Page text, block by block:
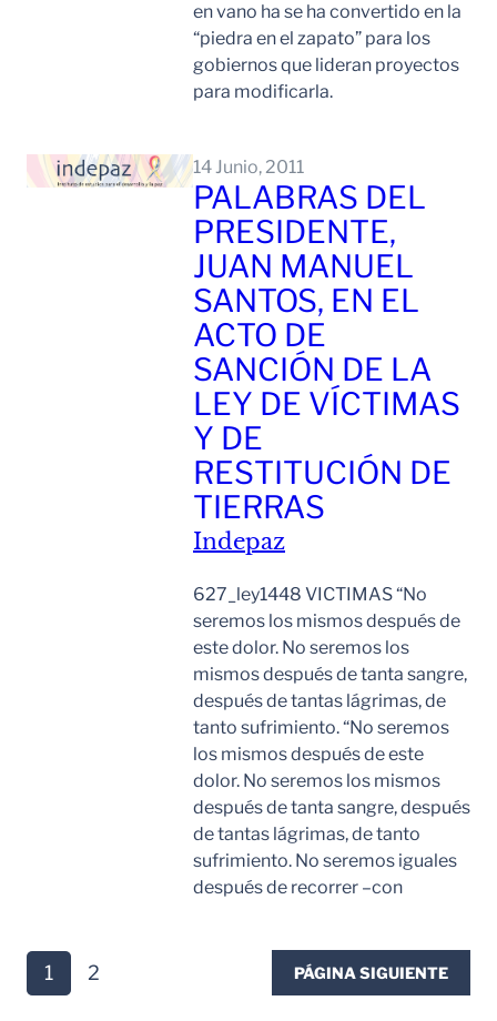
en vano ha se ha convertido en la
“piedra en el zapato” para los
gobiernos que lideran proyectos
para modificarla.
14 Junio, 2011
PALABRAS DEL
PRESIDENTE,
JUAN MANUEL
SANTOS, EN EL
ACTO DE
SANCIÓN DE LA
LEY DE VÍCTIMAS
Y DE
RESTITUCIÓN DE
TIERRAS
Indepaz
627_ley1448 VICTIMAS “No
seremos los mismos después de
este dolor. No seremos los
mismos después de tanta sangre,
después de tantas lágrimas, de
tanto sufrimiento. “No seremos
los mismos después de este
dolor. No seremos los mismos
después de tanta sangre, después
de tantas lágrimas, de tanto
sufrimiento. No seremos iguales
después de recorrer –con
1 2 PÁGINA SIGUIENTE